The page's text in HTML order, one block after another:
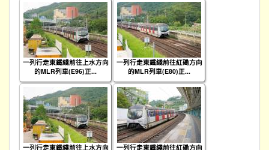
一列行走東鐵綫前往上水方向
的MLR列車(E96)正...
一列行走東鐵綫前往紅磡方向
的MLR列車(E80)正...
一列行走東鐵綫前往上水方向
一列行走東鐵綫前往紅磡方向